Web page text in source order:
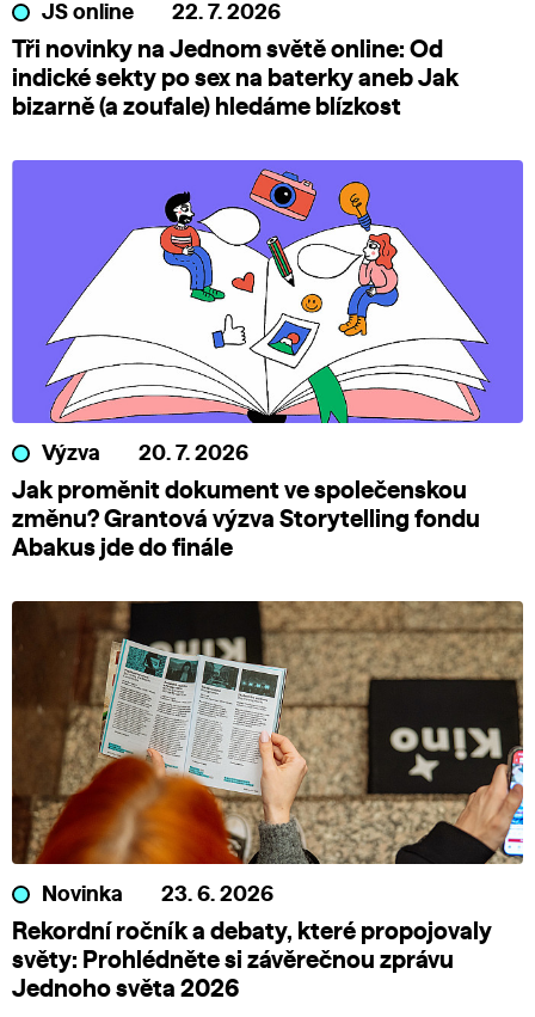
JS online 22. 7. 2026
Tři novinky na Jednom světě online: Od
indické sekty po sex na baterky aneb Jak
bizarně (a zoufale) hledáme blízkost
Výzva 20. 7. 2026
Jak proměnit dokument ve společenskou
změnu? Grantová výzva Storytelling fondu
Abakus jde do finále
Novinka 23. 6. 2026
Rekordní ročník a debaty, které propojovaly
světy: Prohlédněte si závěrečnou zprávu
Jednoho světa 2026